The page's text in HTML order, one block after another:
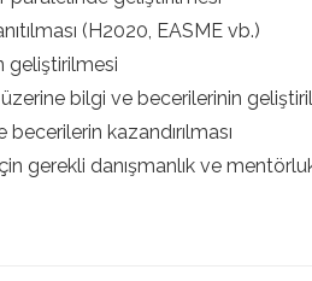
(H2020, EASME vb.)
geliştirilmesi
üzerine bilgi ve becerilerinin
kazandırılması
gerekli danışmanlık ve